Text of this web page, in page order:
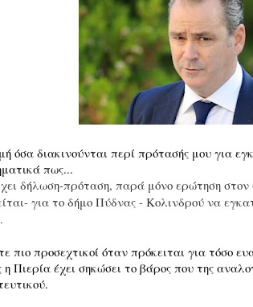
όσα διακινούνται περί πρότασής μου για
πως...
δήλωση-πρόταση, παρά μόνο ερώτηση
για το δήμο Πύδνας - Κολινδρού να
πιο προσεχτικοί όταν πρόκειται για τόσο
η Πιερία έχει σηκώσει το βάρος που της